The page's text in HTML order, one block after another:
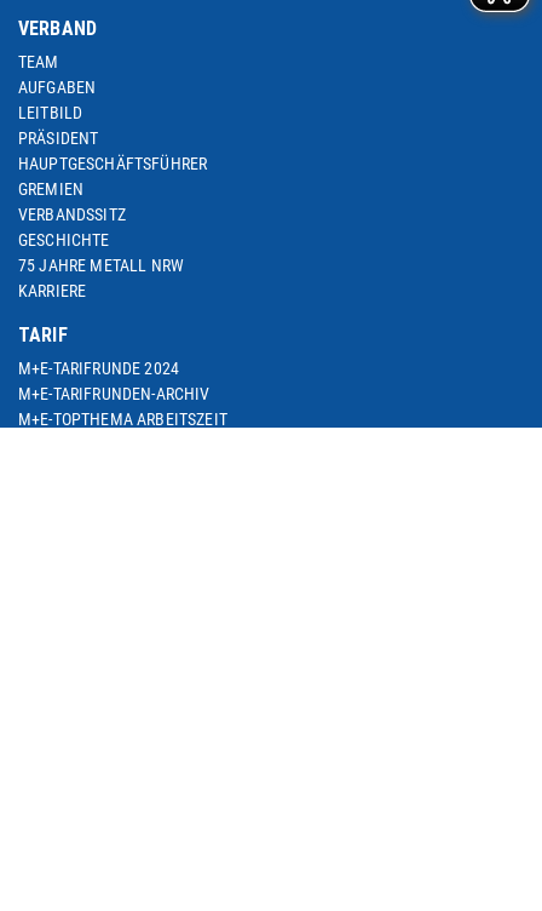
VERBAND
TEAM
AUFGABEN
LEITBILD
PRÄSIDENT
HAUPTGESCHÄFTSFÜHRER
GREMIEN
VERBANDSSITZ
GESCHICHTE
75 JAHRE METALL NRW
KARRIERE
TARIF
M+E-TARIFRUNDE 2024
M+E-TARIFRUNDEN-ARCHIV
M+E-TOPTHEMA ARBEITSZEIT